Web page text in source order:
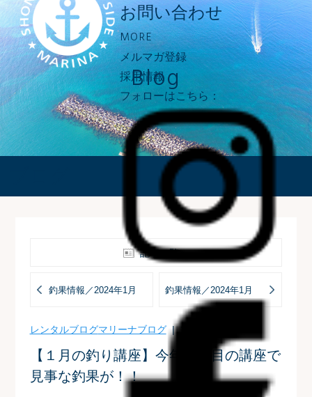
お問い合わせ
MORE
メルマガ登録
採用情報
フォローはこちら：
Blog
記事一覧へ
釣果情報／2024年1月 釣果情報／2024年1月
レンタルブログマリーナブログ| 2024-01-19
【１月の釣り講座】今年１発目の講座で
見事な釣果が！！